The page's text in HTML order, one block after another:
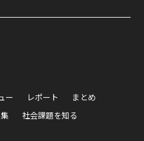
ー レポート
まとめ
社会課題を知る